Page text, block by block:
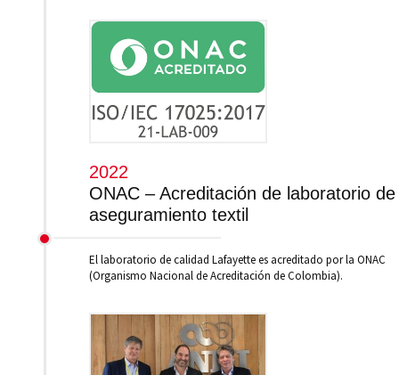
2022
ONAC – Acreditación de laboratorio de
aseguramiento textil
El laboratorio de calidad Lafayette es acreditado por la ONAC
(Organismo Nacional de Acreditación de Colombia).